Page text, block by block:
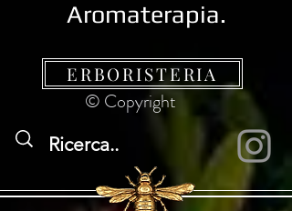
Aromaterapia.
ERBORISTERIA
© Copyright